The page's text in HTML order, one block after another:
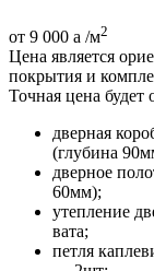
от 9 000 a /м2
Цена является
покрытия и
Точная цена будет
дверная
(глубина
дверное
60мм);
утепление
вата;
петля